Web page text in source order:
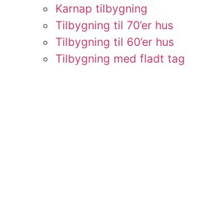
Karnap tilbygning
Tilbygning til 70’er hus
Tilbygning til 60’er hus
Tilbygning med fladt tag